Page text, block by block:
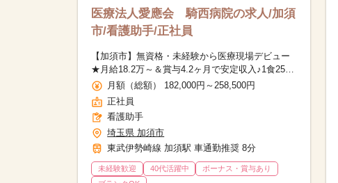
医療法人愛應会 騎西病院の求人/加須
市/看護助手/正社員
【加須市】無資格・未経験から医療現場デビュー
★月給18.2万～＆賞与4.2ヶ月で安定収入♪1食250
円の食堂あり◎
月額（総額） 182,000円～258,500円
正社員
看護助手
埼玉県 加須市
東武伊勢崎線 加須駅 車通勤推奨 8分
未経験歓迎 40代活躍中
ボーナス・賞与あり